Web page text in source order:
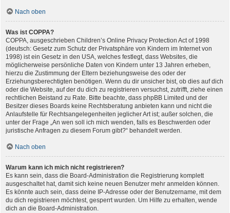
Nach oben
Was ist COPPA?
COPPA, ausgeschrieben Children’s Online Privacy Protection Act of 1998
(deutsch: Gesetz zum Schutz der Privatsphäre von Kindern im Internet von
1998) ist ein Gesetz in den USA, welches festlegt, dass Websites, die
möglicherweise persönliche Daten von Kindern unter 13 Jahren erheben,
hierzu die Zustimmung der Eltern beziehungsweise des oder der
Erziehungsberechtigten benötigen. Wenn du dir unsicher bist, ob dies auf dich
oder die Website, auf der du dich zu registrieren versuchst, zutrifft, ziehe einen
rechtlichen Beistand zu Rate. Bitte beachte, dass phpBB Limited und der
Besitzer dieses Boards keine Rechtsberatung anbieten kann und nicht die
Anlaufstelle für Rechtsangelegenheiten jeglicher Art ist; außer solchen, die
unter der Frage „An wen soll ich mich wenden, falls es Beschwerden oder
juristische Anfragen zu diesem Forum gibt?“ behandelt werden.
Nach oben
Warum kann ich mich nicht registrieren?
Es kann sein, dass die Board-Administration die Registrierung komplett
ausgeschaltet hat, damit sich keine neuen Benutzer mehr anmelden können.
Es könnte auch sein, dass deine IP-Adresse oder der Benutzername, mit dem
du dich registrieren möchtest, gesperrt wurden. Um Hilfe zu erhalten, wende
dich an die Board-Administration.